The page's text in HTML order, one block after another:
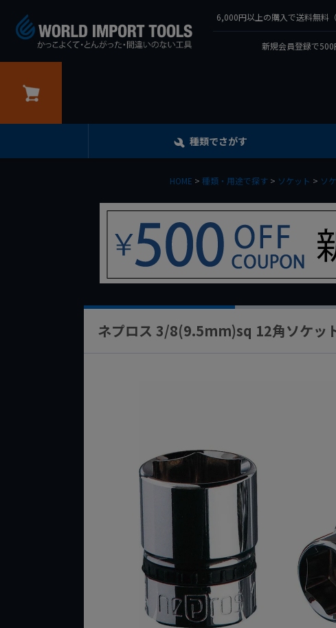
6,000円以上の購入で送料無料
新規会員登録で
種類でさがす
HOME 種類・用途で探す ソケット ソ
ネプロス 3/8(9.5mm)sq 12角ソケ